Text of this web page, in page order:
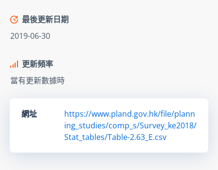
最後更新日期
2019-06-30
更新頻率
當有更新數據時
網址
https://www.pland.gov.hk/file/plann
ing_studies/comp_s/Survey_ke2018/
Stat_tables/Table-2.63_E.csv